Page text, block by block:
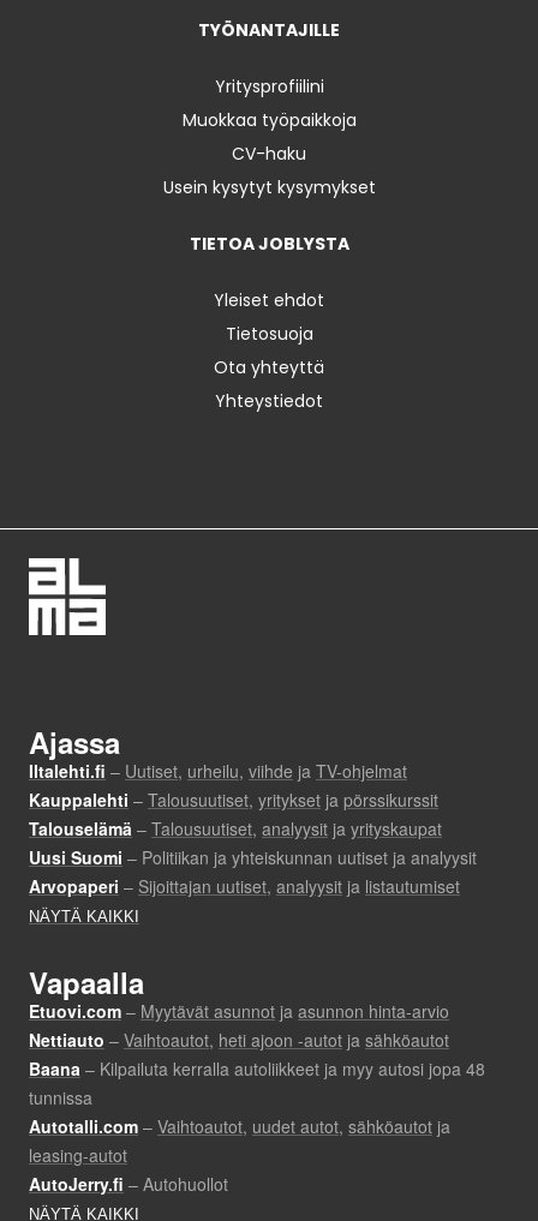
TYÖNANTAJILLE
Yritysprofiilini
Muokkaa työpaikkoja
CV-haku
Usein kysytyt kysymykset
TIETOA JOBLYSTA
Yleiset ehdot
Tietosuoja
Ota yhteyttä
Yhteystiedot